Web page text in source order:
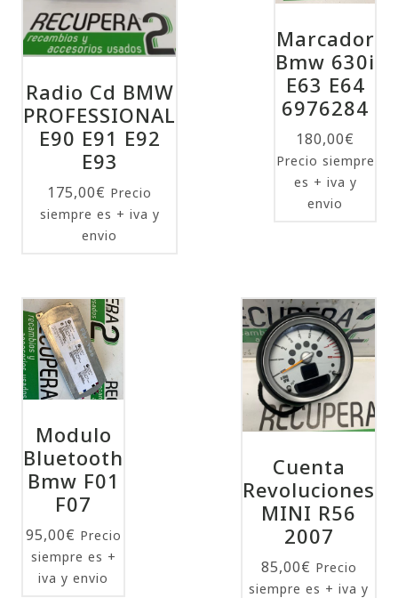
Radio Cd BMW
PROFESSIONAL
E90 E91 E92
E93
175,00€ Precio
siempre es + iva y
envio
Marcador
Bmw 630i
E63 E64
6976284
180,00€
Precio siempre
es + iva y
envio
Modulo
Bluetooth
Bmw F01
F07
95,00€ Precio
siempre es +
iva y envio
Cuenta
Revoluciones
MINI R56
2007
85,00€ Precio
siempre es + iva y